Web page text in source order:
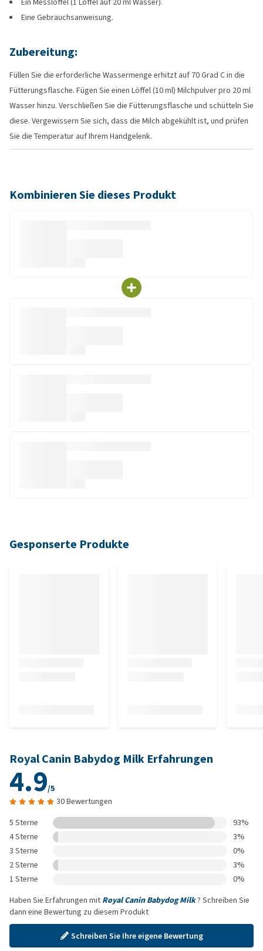
Eine Gebrauchsanweisung.
Zubereitung:
Füllen Sie die erforderliche Wassermenge erhitzt auf 70 Grad C in die
Fütterungsflasche. Fügen Sie einen Löffel (10 ml) Milchpulver pro 20 ml
Wasser hinzu. Verschließen Sie die Fütterungsflasche und schütteln Sie
diese. Vergewissern Sie sich, dass die Milch abgekühlt ist, und prüfen
Sie die Temperatur auf Ihrem Handgelenk.
Kombinieren Sie dieses Produkt
Gesponserte Produkte
Royal Canin Babydog Milk Erfahrungen
4.9/5
30 Bewertungen
5 Sterne
93%
4 Sterne
3%
3 Sterne
0%
2 Sterne
3%
1 Sterne
0%
Haben Sie Erfahrungen mit Royal Canin Babydog Milk? Schreiben Sie
dann eine Bewertung zu diesem Produkt
Schreiben Sie Ihre eigene Bewertung